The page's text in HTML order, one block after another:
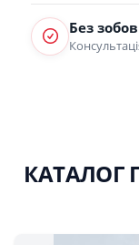
Без
КАТАЛОГ